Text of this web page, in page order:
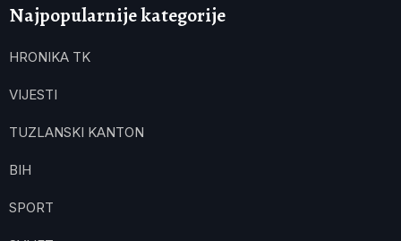
Najpopularnije kategorije
HRONIKA TK
VIJESTI
TUZLANSKI KANTON
BIH
SPORT